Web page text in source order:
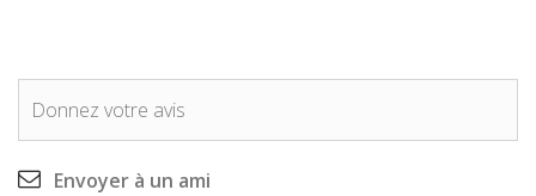
Donnez votre avis
Envoyer à un ami